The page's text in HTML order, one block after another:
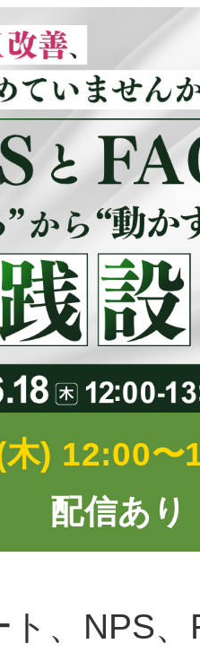
) 12:00〜
配信あり
ト、NPS